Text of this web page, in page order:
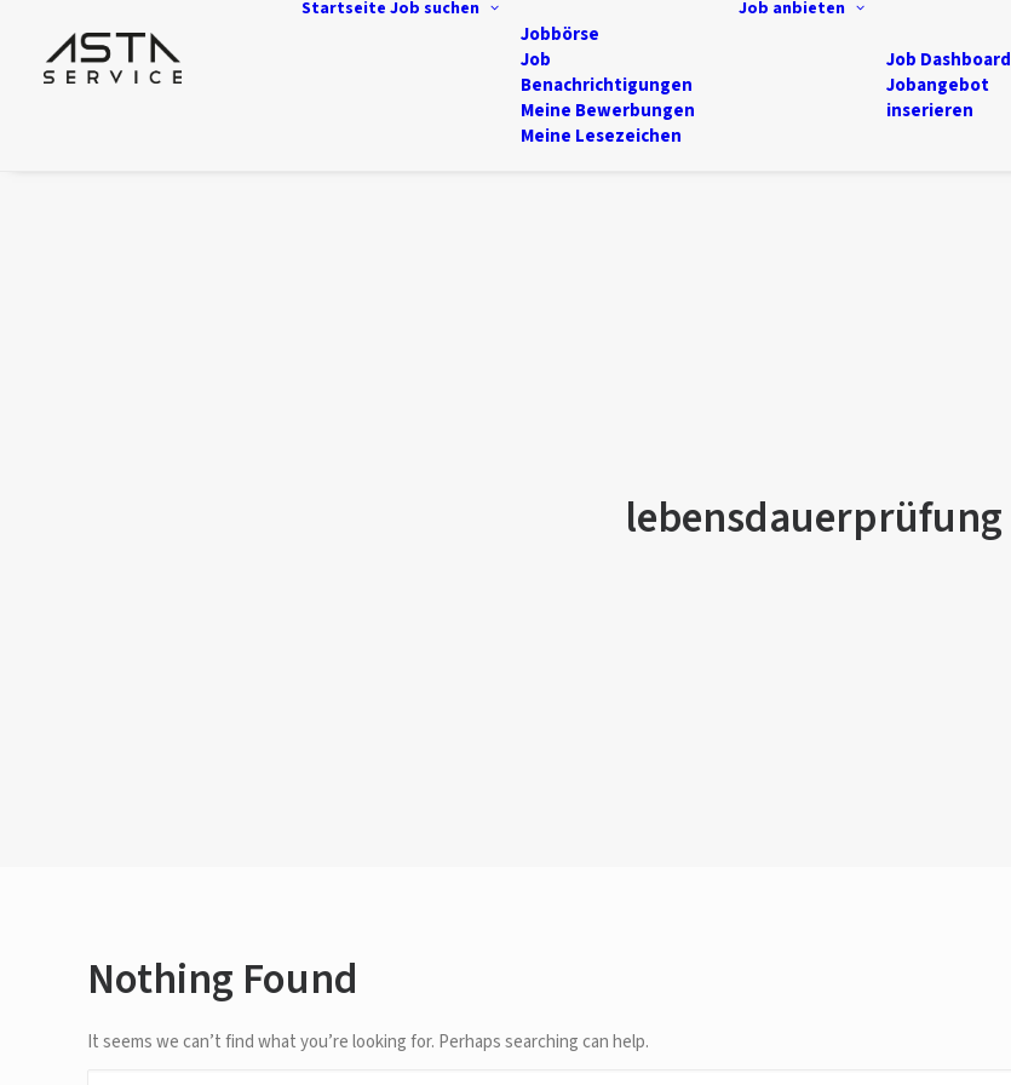
Startseite Job suchen
Jobbörse
Job
Benachrichtigungen
Meine Bewerbungen
Meine Lesezeichen
Job anbieten
Job Dashboard
Jobangebot
inserieren
lebensdauerprüfung
Nothing Found
It seems we can’t find what you’re looking for. Perhaps searching can help.